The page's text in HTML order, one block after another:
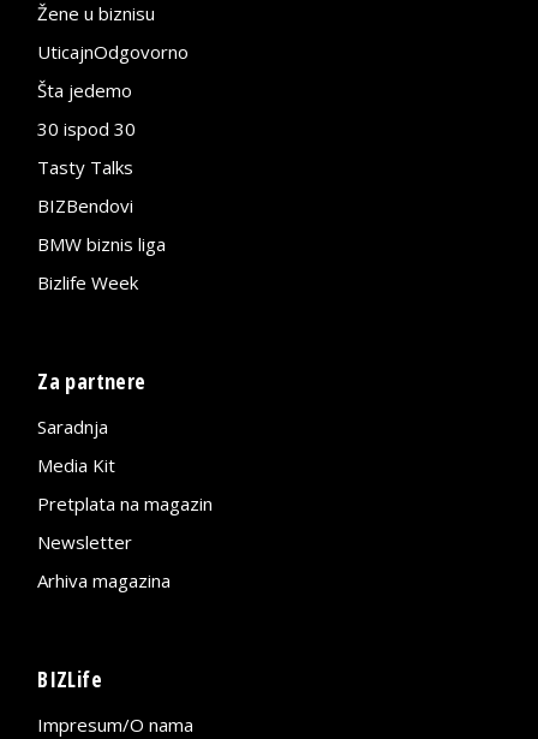
Žene u biznisu
UticajnOdgovorno
Šta jedemo
30 ispod 30
Tasty Talks
BIZBendovi
BMW biznis liga
Bizlife Week
Za partnere
Saradnja
Media Kit
Pretplata na magazin
Newsletter
Arhiva magazina
BIZLife
Impresum/O nama